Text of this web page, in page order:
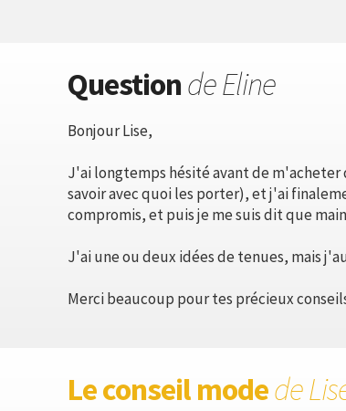
Questionde Eline
Bonjour Lise,
J'ai longtemps hésité avant de
savoir avec quoi les porter), et j'ai
compromis, et puis je me suis dit que
J'ai une ou deux idées de tenues, mais
Merci beaucoup pour tes précieux
Le conseil modede